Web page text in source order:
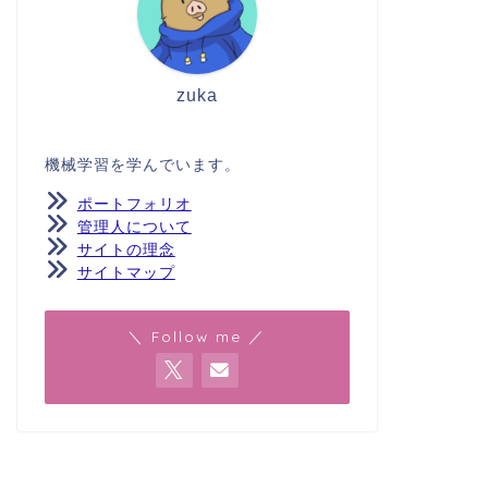
zuka
機械学習を学んでいます。
ポートフォリオ
管理人について
サイトの理念
サイトマップ
＼ Follow me ／